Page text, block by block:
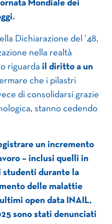
Mondiale dei
Dichiarazione del ’48,
nella realtà
riguarda il diritto a un
che i pilastri
di consolidarsi grazie
stanno cedendo
un incremento
– inclusi quelli in
studenti durante la
delle malattie
open data INAIL,
sono stati denunciati